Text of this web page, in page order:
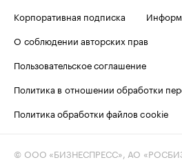
Корпоративная подписка
О соблюдении авторских прав
Пользовательское соглашение
Политика в отношении обработки
Политика обработки файлов cookie
© ООО «БИЗНЕСПРЕСС», АО